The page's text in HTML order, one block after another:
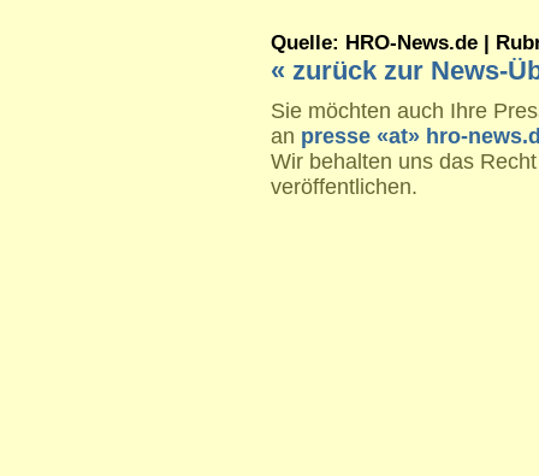
Quelle: HRO-News.de |
« zurück zur News-
Sie möchten auch Ihre
an presse «at» hro-
Wir behalten uns das
veröffentlichen.